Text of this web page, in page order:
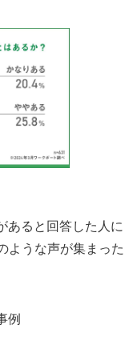
あると回答した人に
ような声が集まった
例